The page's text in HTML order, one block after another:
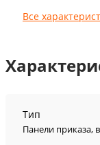
Все
Тип
Панели приказа,